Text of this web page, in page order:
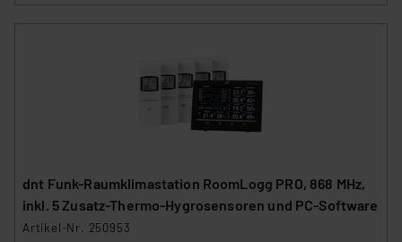
dnt Funk-Raumklimastation RoomLogg PRO, 868 MHz,
inkl. 5 Zusatz-Thermo-Hygrosensoren und PC-Software
Artikel-Nr. 250953